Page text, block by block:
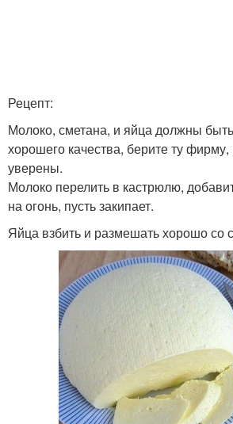
Рецепт:
Молоко, сметана, и яйца должны
хорошего качества, берите ту
уверены.
Молоко перелить в кастрюлю,
на огонь, пусть закипает.
Яйца взбить и размешать хорошо со